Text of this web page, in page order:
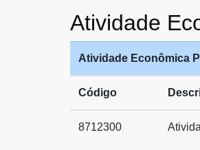
Atividade
Atividade Econômica
Código
8712300